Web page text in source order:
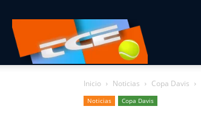
con
Inicio Noticias Copa Davis
Noticias Copa Davis